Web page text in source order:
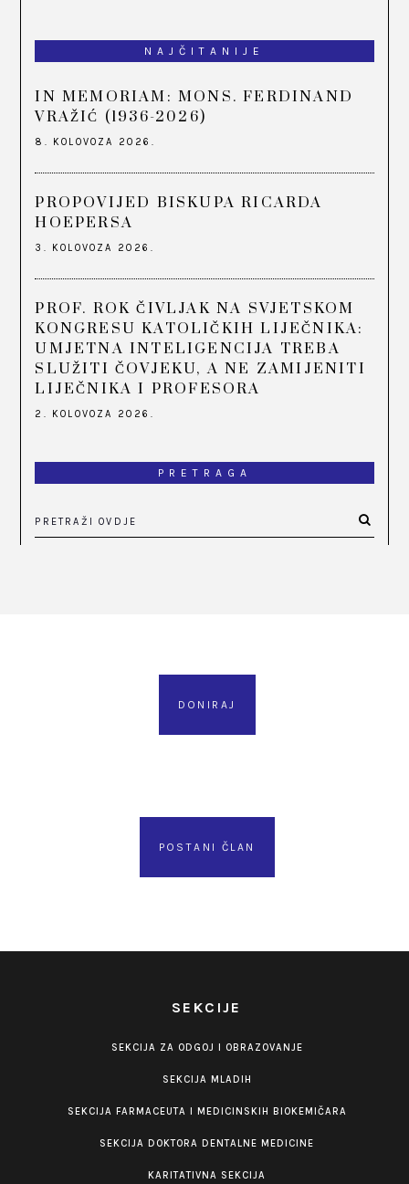
NAJČITANIJE
IN MEMORIAM: MONS. FERDINAND
VRAŽIĆ (1936-2026)
8. KOLOVOZA 2026.
PROPOVIJED BISKUPA RICARDA
HOEPERSA
3. KOLOVOZA 2026.
PROF. ROK ČIVLJAK NA SVJETSKOM
KONGRESU KATOLIČKIH LIJEČNIKA:
UMJETNA INTELIGENCIJA TREBA
SLUŽITI ČOVJEKU, A NE ZAMIJENITI
LIJEČNIKA I PROFESORA
2. KOLOVOZA 2026.
PRETRAGA
DONIRAJ
POSTANI ČLAN
SEKCIJE
SEKCIJA ZA ODGOJ I OBRAZOVANJE
SEKCIJA MLADIH
SEKCIJA FARMACEUTA I MEDICINSKIH BIOKEMIČARA
SEKCIJA DOKTORA DENTALNE MEDICINE
KARITATIVNA SEKCIJA